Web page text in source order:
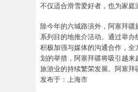
不仅适合滑雪爱好者，也为家庭
除今年的六城路演外，阿塞拜
系列目的地推介活动。通过举
积极加强与媒体的沟通合作，
划的举措，阿塞拜疆将吸引越
旅游业的持续繁荣发展。阿塞拜
发布于：上海市